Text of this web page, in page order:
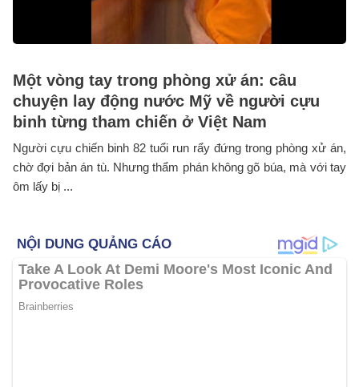
Một vòng tay trong phòng xử án: câu
chuyện lay động nước Mỹ về người cựu
binh từng tham chiến ở Việt Nam
Người cựu chiến binh 82 tuổi run rẩy đứng trong phòng xử án,
chờ đợi bản án tù. Nhưng thẩm phán không gõ búa, mà với tay
ôm lấy bị ...